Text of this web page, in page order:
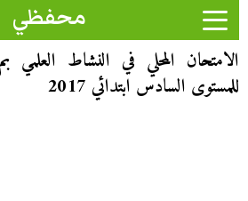
محفظي
الامتحان المحلي في النشاط
للمستوى السادس ابتدائي 2017